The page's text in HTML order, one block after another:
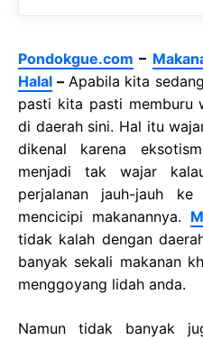
Pondokgue.com –
Halal – Apabila kita
pasti kita pasti memburu
di daerah sini. Hal itu
dikenal karena
menjadi tak wajar
perjalanan jauh-jauh
mencicipi makanannya.
tidak kalah dengan
banyak sekali makanan
menggoyang lidah anda.
Namun tidak banyak